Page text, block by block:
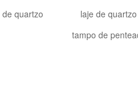
quartzo
laje de quartzo
tampo de